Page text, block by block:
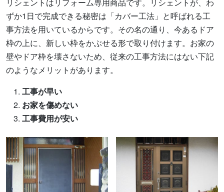
ずか1日で完成できる秘密は「カバー工法」と呼ばれる工
事方法を用いているからです。その名の通り、今あるドア
枠の上に、新しい枠をかぶせる形で取り付けます。お家の
壁やドア枠を壊さないため、従来の工事方法にはない下記
のようなメリットがあります。
工事が早い
お家を傷めない
工事費用が安い